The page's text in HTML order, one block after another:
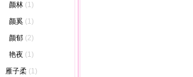
颜林 (1)
颜奚 (1)
颜郁 (2)
艳夜 (1)
雁子柔 (1)